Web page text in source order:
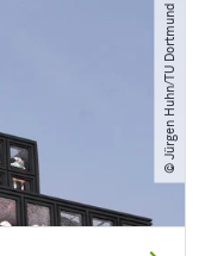
© Jürgen Huhn​/​TU Dortmund